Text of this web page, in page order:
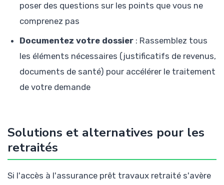
poser des questions sur les points que vous ne
comprenez pas
Documentez votre dossier : Rassemblez tous
les éléments nécessaires (justificatifs de revenus,
documents de santé) pour accélérer le traitement
de votre demande
Solutions et alternatives pour les
retraités
Si l'accès à l'assurance prêt travaux retraité s'avère